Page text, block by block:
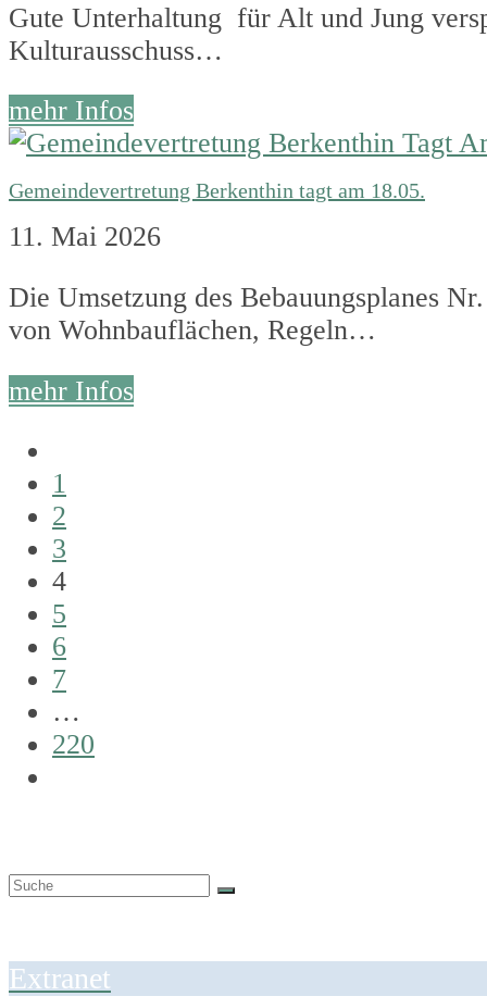
Gute Unterhaltung für Alt und Jung
Kulturausschuss…
mehr Infos
Gemeindevertretung Berkenthin tagt am 18.05.
11. Mai 2026
Die Umsetzung des Bebauungsplanes
von Wohnbauflächen, Regeln…
mehr Infos
1
2
3
4
5
6
7
…
220
Suche
Submit
Extranet